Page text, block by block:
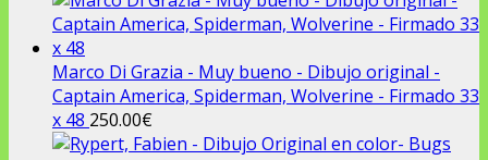
Marco Di Grazia - Muy bueno - Dibujo original -
Captain America, Spiderman, Wolverine - Firmado 33
x 48 250.00€